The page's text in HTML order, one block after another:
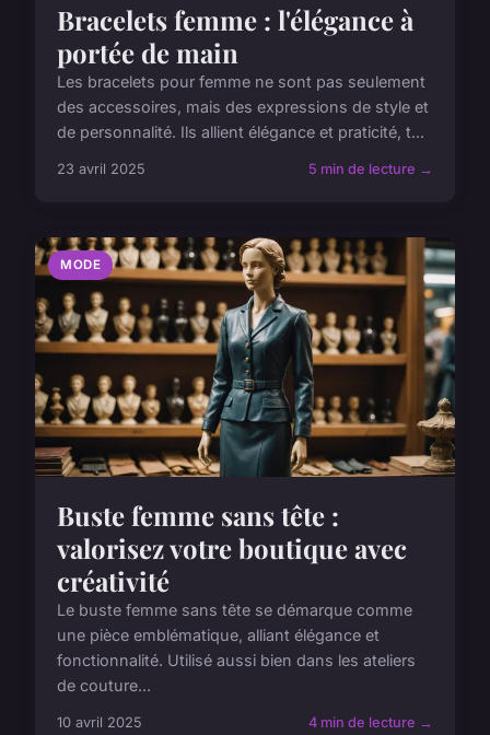
Bracelets femme : l'élégance à
portée de main
Les bracelets pour femme ne sont pas seulement
des accessoires, mais des expressions de style et
de personnalité. Ils allient élégance et praticité, t...
23 avril 2025 5 min de lecture →
MODE
Buste femme sans tête :
valorisez votre boutique avec
créativité
Le buste femme sans tête se démarque comme
une pièce emblématique, alliant élégance et
fonctionnalité. Utilisé aussi bien dans les ateliers
de couture...
10 avril 2025 4 min de lecture →